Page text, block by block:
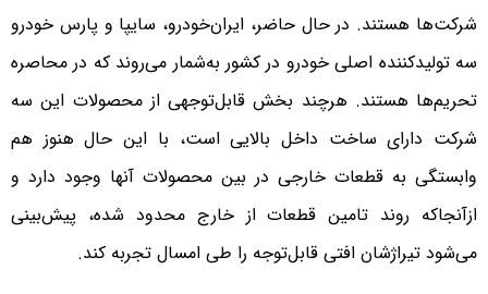
شرکت‌ها هستند. در حال حاضر، ایران‌خودرو، سایپا و پارس خودرو
سه تولیدکننده اصلی خودرو در کشور به‌شمار می‌روند که در محاصره
تحریم‌ها هستند. هرچند بخش قابل‌توجهی از محصولات این سه
شرکت دارای ساخت داخل بالایی است، با این حال هنوز هم
وابستگی به قطعات خارجی در بین محصولات آنها وجود دارد و
ازآنجاکه روند تامین قطعات از خارج محدود شده، پیش‌بینی
می‌شود تیراژشان افتی قابل‌توجه را طی امسال تجربه کند.